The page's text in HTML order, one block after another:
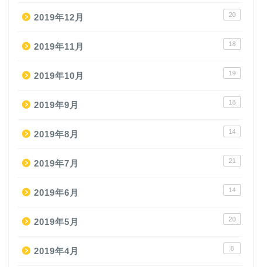
2019年12月 20
2019年11月 18
2019年10月 19
2019年9月 18
2019年8月 14
2019年7月 21
2019年6月 14
2019年5月 20
2019年4月 8